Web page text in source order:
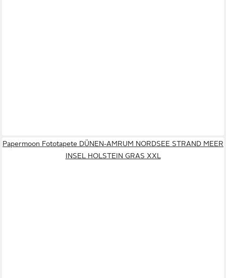
Papermoon Fototapete DÜNEN-AMRUM NORDSEE STRAND MEER
INSEL HOLSTEIN GRAS XXL